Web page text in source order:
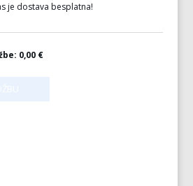
je dostava besplatna!
0,00 €